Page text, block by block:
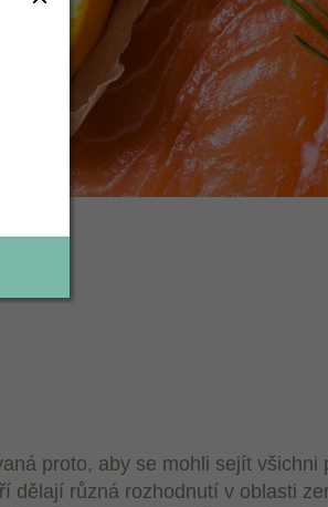
proto, aby se mohli sejít všichni
dělají různá rozhodnutí v oblasti